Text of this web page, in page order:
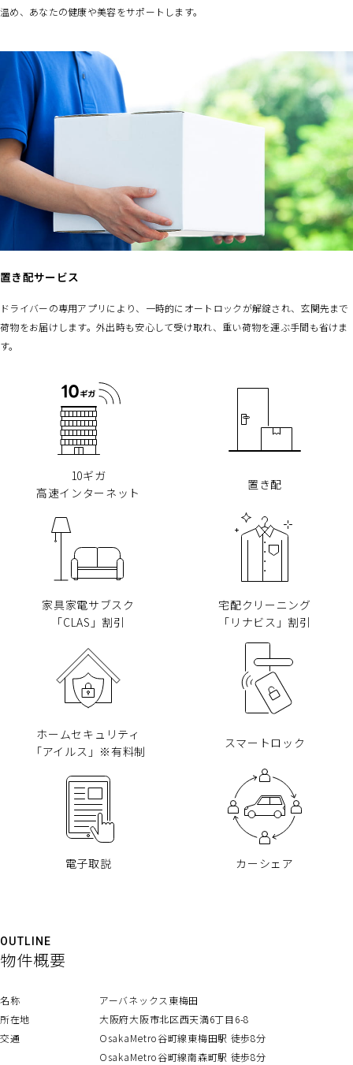
温め、あなたの健康や美容をサポートします。
置き配サービス
ドライバーの専用アプリにより、一時的にオートロックが解錠され、玄関先まで
荷物をお届けします。外出時も安心して受け取れ、重い荷物を運ぶ手間も省けま
す。
10ギガ
高速インターネット
置き配
家具家電サブスク
「CLAS」割引
宅配クリーニング
「リナビス」割引
ホームセキュリティ
「アイルス」※有料制
スマートロック
電子取説 カーシェア
OUTLINE
物件概要
名称
アーバネックス東梅田
所在地
大阪府大阪市北区西天満6丁目6-8
交通
OsakaMetro谷町線東梅田駅 徒歩8分
OsakaMetro谷町線南森町駅 徒歩8分